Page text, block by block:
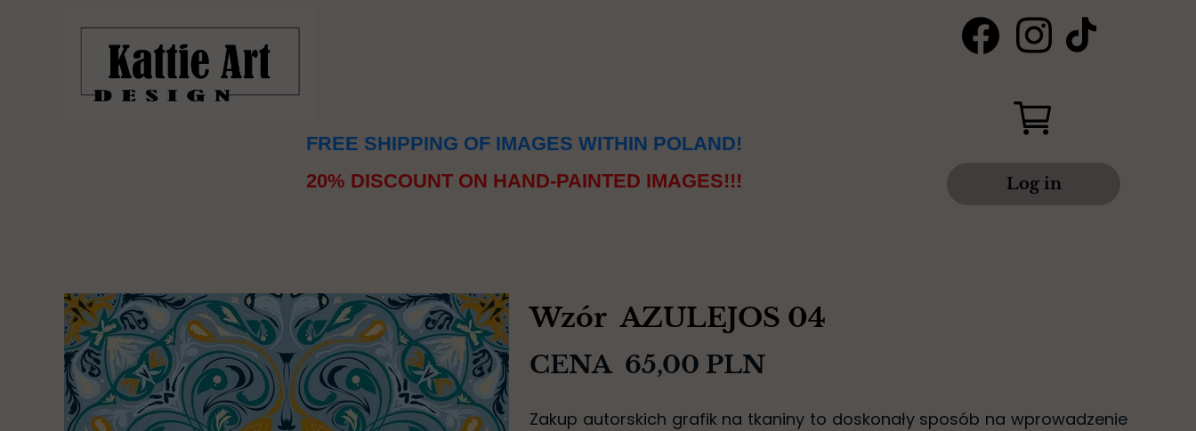
FREE SHIPPING OF IMAGES WITHIN POLAND!
20% DISCOUNT ON HAND-PAINTED IMAGES!!!
Log in
Zakup autorskich grafik na tkaniny to doskonały sposób na wprowadzenie
CENA 65,00 PLN
Wzór AZULEJOS 04